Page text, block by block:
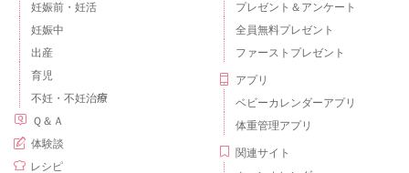
妊娠前・妊活
妊娠中
出産
育児
不妊・不妊治療
Ｑ＆Ａ
体験談
レシピ
プレゼント＆アンケート
全員無料プレゼント
ファーストプレゼント
アプリ
ベビーカレンダーアプリ
体重管理アプリ
関連サイト